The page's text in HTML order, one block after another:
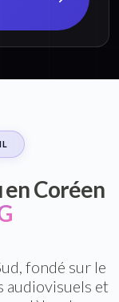
Coréen
fondé sur le
audiovisuels et